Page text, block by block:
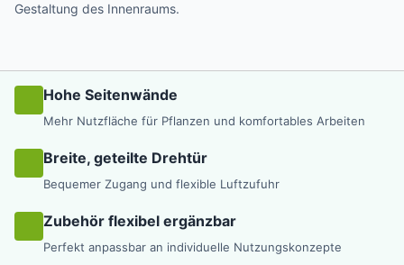
Gestaltung des Innenraums.
Hohe Seitenwände
Mehr Nutzfläche für Pflanzen und komfortables Arbeiten
Breite, geteilte Drehtür
Bequemer Zugang und flexible Luftzufuhr
Zubehör flexibel ergänzbar
Perfekt anpassbar an individuelle Nutzungskonzepte